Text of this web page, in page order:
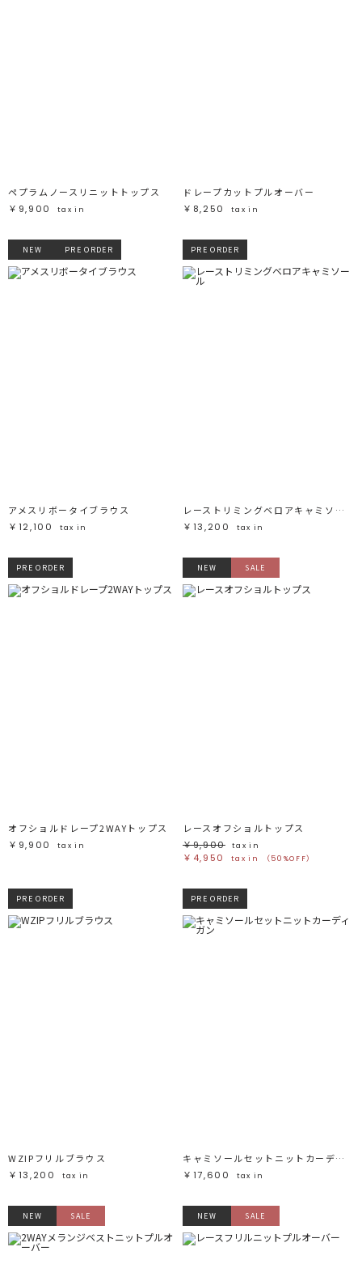
ペプラムノースリニットトップス
￥9,900
tax in
ドレープカットプルオーバー
￥8,250
tax in
NEW PRE ORDER
アメスリボータイブラウス
￥12,100
tax in
PRE ORDER
レーストリミングベロアキャミソール
￥13,200
tax in
PRE ORDER
オフショルドレープ2WAYトップス
￥9,900
tax in
NEW SALE
レースオフショルトップス
￥9,900
tax in
￥4,950 tax in （50%OFF）
PRE ORDER
WZIPフリルブラウス
￥13,200
tax in
PRE ORDER
キャミソールセットニットカーディガン
￥17,600
tax in
NEW SALE NEW SALE